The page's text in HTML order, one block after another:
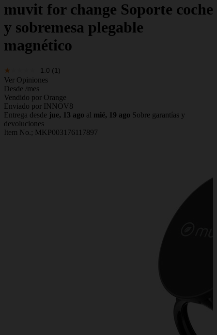
muvit for change Soporte coche
y sobremesa plegable
magnético
1.0 (1)
Ver Opiniones
Desde /mes
Vendido por Orange
Enviado por INNOV8
Entrega desde jue, 13 ago al mié, 19 ago Sobre garantías y
devoluciones
Item No.; MKP003176117897